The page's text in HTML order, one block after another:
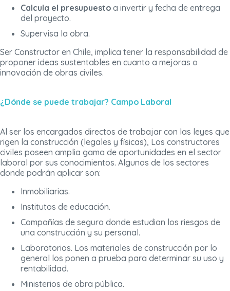
Calcula el presupuesto a invertir y fecha de entrega
del proyecto.
Supervisa la obra.
Ser Constructor en Chile, implica tener la responsabilidad de
proponer ideas sustentables en cuanto a mejoras o
innovación de obras civiles.
¿Dónde se puede trabajar? Campo Laboral
Al ser los encargados directos de trabajar con las leyes que
rigen la construcción (legales y físicas), Los constructores
civiles poseen amplia gama de oportunidades en el sector
laboral por sus conocimientos. Algunos de los sectores
donde podrán aplicar son:
Inmobiliarias.
Institutos de educación.
Compañías de seguro donde estudian los riesgos de
una construcción y su personal.
Laboratorios. Los materiales de construcción por lo
general los ponen a prueba para determinar su uso y
rentabilidad.
Ministerios de obra pública.